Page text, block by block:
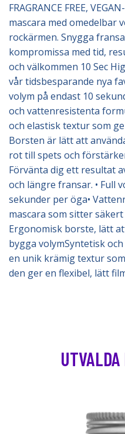
FRAGRANCE FREE,
mascara med omedelbar
rockärmen. Snygga
kompromissa med tid,
och välkommen 10 Sec
vår tidsbesparande nya
volym på endast 10
och vattenresistenta
och elastisk textur som
Borsten är lätt att
rot till spets och
Förvänta dig ett resultat
och längre fransar. • Full
sekunder per öga•
mascara som sitter
Ergonomisk borste, lätt
bygga volymSyntetisk
en unik krämig textur
den ger en flexibel, lätt